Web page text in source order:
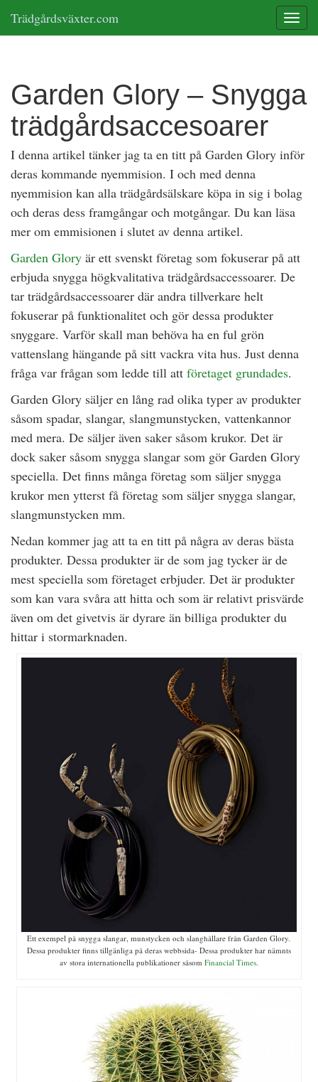
Trädgårdsväxter.com
Garden Glory – Snygga
trädgårdsaccesoarer
I denna artikel tänker jag ta en titt på Garden Glory inför
deras kommande nyemmision. I och med denna
nyemmision kan alla trädgårdsälskare köpa in sig i bolag
och deras dess framgångar och motgångar. Du kan läsa
mer om emmisionen i slutet av denna artikel.
Garden Glory är ett svenskt företag som fokuserar på att
erbjuda snygga högkvalitativa trädgårdsaccessoarer. De
tar trädgårdsaccessoarer där andra tillverkare helt
fokuserar på funktionalitet och gör dessa produkter
snyggare. Varför skall man behöva ha en ful grön
vattenslang hängande på sitt vackra vita hus. Just denna
fråga var frågan som ledde till att företaget grundades.
Garden Glory säljer en lång rad olika typer av produkter
såsom spadar, slangar, slangmunstycken, vattenkannor
med mera. De säljer även saker såsom krukor. Det är
dock saker såsom snygga slangar som gör Garden Glory
speciella. Det finns många företag som säljer snygga
krukor men ytterst få företag som säljer snygga slangar,
slangmunstycken mm.
Nedan kommer jag att ta en titt på några av deras bästa
produkter. Dessa produkter är de som jag tycker är de
mest speciella som företaget erbjuder. Det är produkter
som kan vara svåra att hitta och som är relativt prisvärde
även om det givetvis är dyrare än billiga produkter du
hittar i stormarknaden.
Ett exempel på snygga slangar, munstycken och slanghållare från Garden Glory.
Dessa produkter finns tillgänliga på deras webbsida- Dessa produkter har nämnts
av stora internationella publikationer såsom Financial Times.